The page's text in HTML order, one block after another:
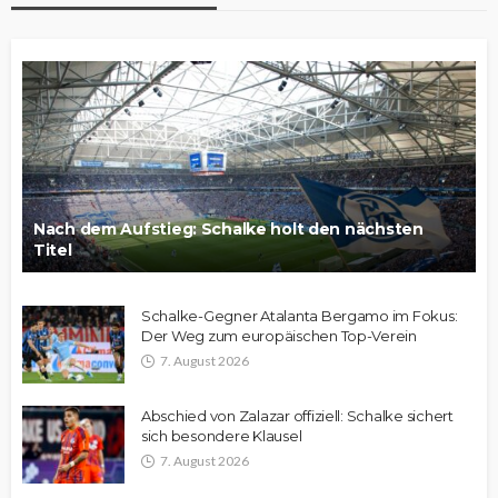
Nach dem Aufstieg: Schalke holt den nächsten
Titel
Schalke-Gegner Atalanta Bergamo im Fokus:
Der Weg zum europäischen Top-Verein
7. August 2026
Abschied von Zalazar offiziell: Schalke sichert
sich besondere Klausel
7. August 2026